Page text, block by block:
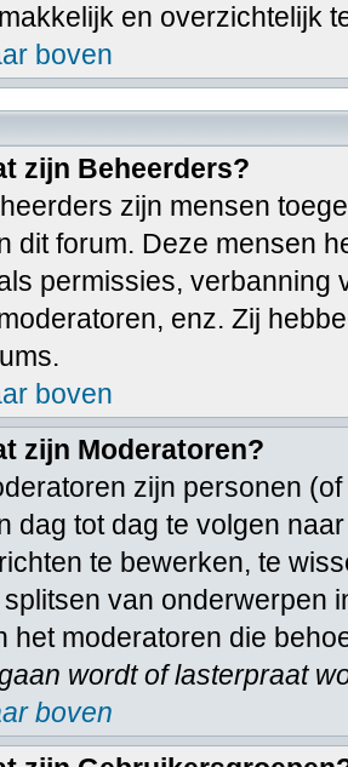
en overzichtelijk
boven
zijn Beheerders?
zijn mensen
dit forum. Deze mensen
permissies, verbanning
enz. Zij
boven
zijn Moderatoren?
zijn personen
dag tot dag te volgen
te bewerken, te
splitsen van onderwerpen
het moderatoren die
wordt of lasterpraat
boven